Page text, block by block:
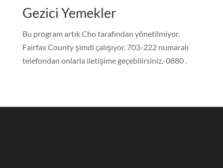
Gezici Yemekler
Bu program artık Cho tarafından yönetilmiyor.
Fairfax County şimdi çalışıyor. 703-222 numaralı
telefondan onlarla iletişime geçebilirsiniz.-0880 .